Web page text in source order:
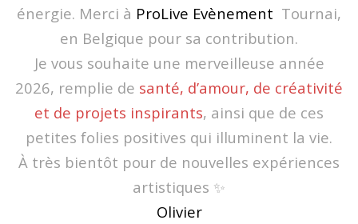
énergie. Merci à ProLive Evènement Tournai,
en Belgique pour sa contribution.
Je vous souhaite une merveilleuse année
2026, remplie de santé, d’amour, de créativité
et de projets inspirants, ainsi que de ces
petites folies positives qui illuminent la vie.
À très bientôt pour de nouvelles expériences
artistiques ✨
Olivier